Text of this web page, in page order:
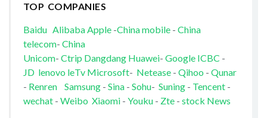
TOP COMPANIES
Baidu AlibabaApple-China mobile- China
telecom- China
Unicom- Ctrip Dangdang Huawei- Google ICBC -
JD lenovo leTv Microsoft- Netease- Qihoo - Qunar
- Renren Samsung- Sina- Sohu- Suning- Tencent-
wechat - Weibo Xiaomi- Youku - Zte- stock News